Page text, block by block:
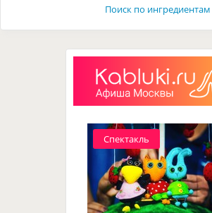
Поиск по ингредиентам
Спектакль